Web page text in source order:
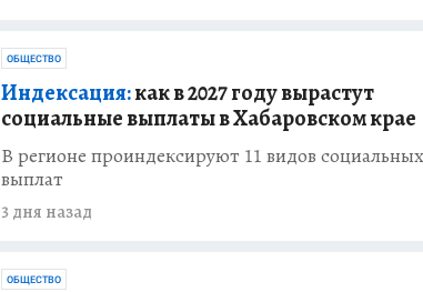
ОБЩЕСТВО
Индексация:как в 2027 году вырастут
социальные выплаты в Хабаровском крае
В регионе проиндексируют 11 видов социальных
выплат
3 дня назад
ОБЩЕСТВО